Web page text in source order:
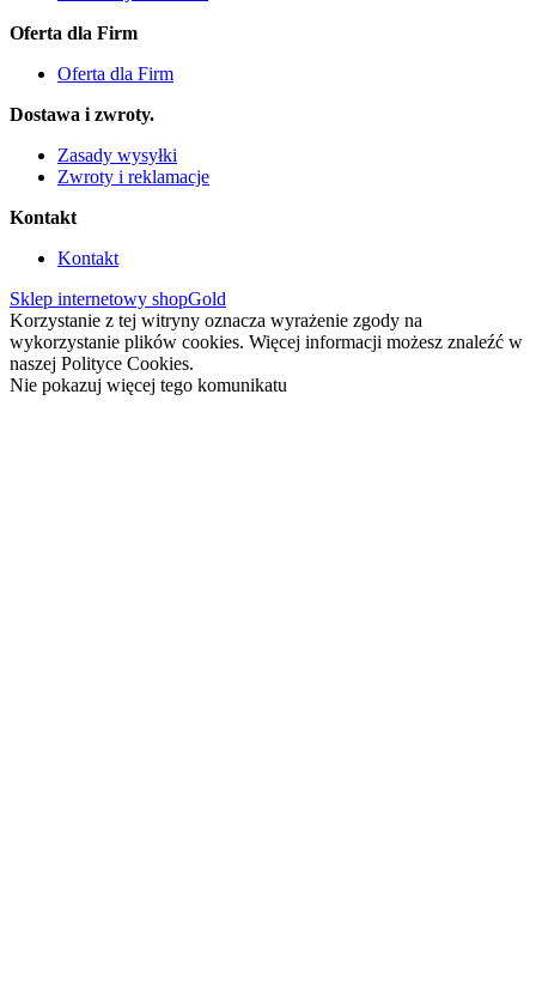
Oferta dla Firm
Oferta dla Firm
Dostawa i zwroty.
Zasady wysyłki
Zwroty i reklamacje
Kontakt
Kontakt
Sklep internetowy shopGold
Korzystanie z tej witryny oznacza wyrażenie zgody na
wykorzystanie plików cookies. Więcej informacji możesz znaleźć w
naszej Polityce Cookies.
Nie pokazuj więcej tego komunikatu